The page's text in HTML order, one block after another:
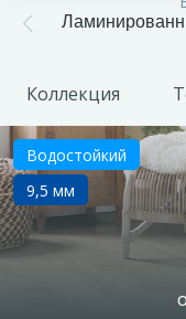
Коллекция
Водостойкий
9,5 мм
Главная
О магазине
Акции и скидки
Статьи и обзоры